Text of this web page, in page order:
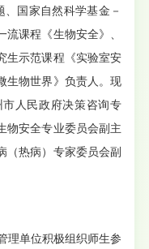
国家自然科学基金－
课程《生物安全》、
生示范课程《实验室安
生物世界》负责人。现
人民政府决策咨询专
物安全专业委员会副主
（热病）专家委员会副
理单位积极组织师生参